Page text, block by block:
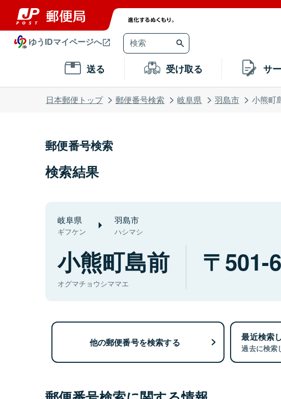
ゆうIDマイページへ
送る 受け取る サ
日本郵便トップ 郵便番号検索 岐阜県 羽島市 小熊町
郵便番号検索
検索結果
岐阜県
ギフケン
羽島市
ハシマシ
小熊町島前
オグマチョウシママエ
501-
他の郵便番号を検索する 最近検索
過去に検索